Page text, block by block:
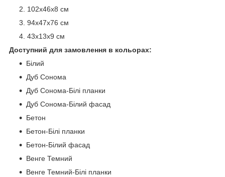
102х46х8 см
94х47х76 см
43х13х9 см
Доступний для замовлення в кольорах:
Білий
Дуб Сонома
Дуб Сонома-Білі планки
Дуб Сонома-Білий фасад
Бетон
Бетон-Білі планки
Бетон-Білий фасад
Венге Темний
Венге Темний-Білі планки